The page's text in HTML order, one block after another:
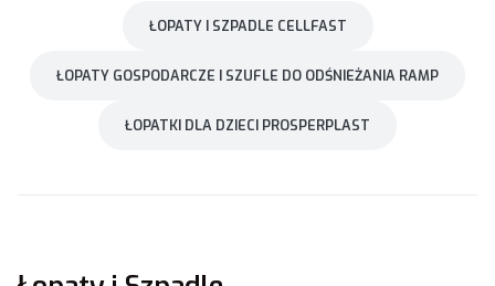
ŁOPATY I SZPADLE CELLFAST
ŁOPATY GOSPODARCZE I SZUFLE DO ODŚNIEŻANIA RAMP
ŁOPATKI DLA DZIECI PROSPERPLAST